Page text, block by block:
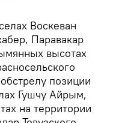
Воскеван
Паравакар
высотах
позиции
Гушчу Айрым,
на территории